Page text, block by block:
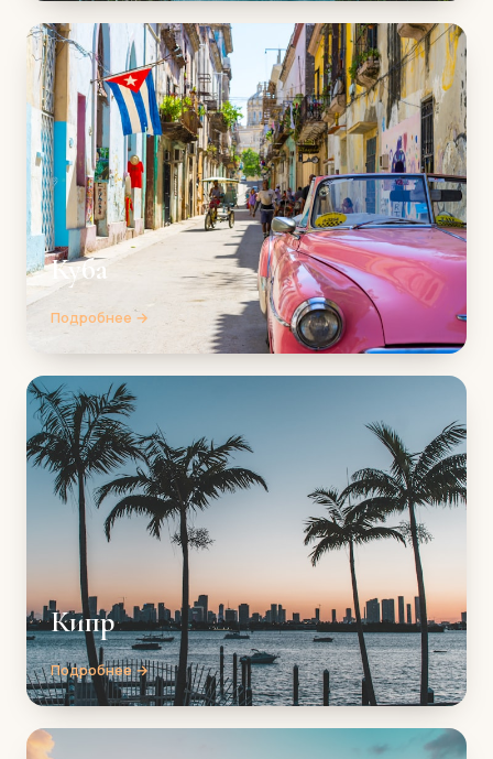
Куба
Подробнее →
Кипр
Подробнее →